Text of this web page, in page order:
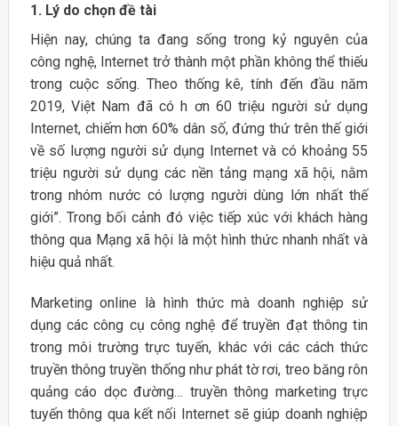
1. Lý do chọn đề tài
Hiện nay, chúng ta đang sống trong kỷ nguyên của
công nghệ, Internet trở thành một phần không thể thiếu
trong cuộc sống. Theo thống kê, tính đến đầu năm
2019, Việt Nam đã có h ơn 60 triệu người sử dụng
Internet, chiếm hơn 60% dân số, đứng thứ trên thế giới
về số lượng người sử dụng Internet và có khoảng 55
triệu người sử dụng các nền tảng mạng xã hội, nằm
trong nhóm nước có lượng người dùng lớn nhất thế
giới”. Trong bối cảnh đó việc tiếp xúc với khách hàng
thông qua Mạng xã hội là một hình thức nhanh nhất và
hiệu quả nhất.
Marketing online là hình thức mà doanh nghiệp sử
dụng các công cụ công nghệ để truyền đạt thông tin
trong môi trường trực tuyến, khác với các cách thức
truyền thông truyền thống như phát tờ rơi, treo băng rôn
quảng cáo dọc đường… truyền thông marketing trực
tuyến thông qua kết nối Internet sẽ giúp doanh nghiệp